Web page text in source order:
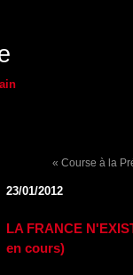
« Course à la
23/01/2012
LA FRANCE
en cours)